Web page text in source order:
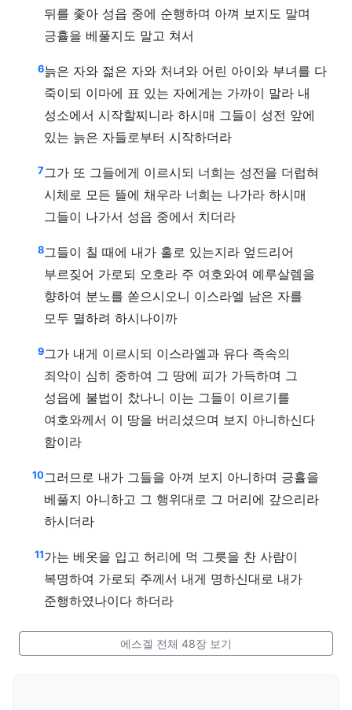
뒤를 좇아 성읍 중에 순행하며 아껴 보지도 말며
긍휼을 베풀지도 말고 쳐서
6늙은 자와 젊은 자와 처녀와 어린 아이와 부녀를 다
죽이되 이마에 표 있는 자에게는 가까이 말라 내
성소에서 시작할찌니라 하시매 그들이 성전 앞에
있는 늙은 자들로부터 시작하더라
7그가 또 그들에게 이르시되 너희는 성전을 더럽혀
시체로 모든 뜰에 채우라 너희는 나가라 하시매
그들이 나가서 성읍 중에서 치더라
8그들이 칠 때에 내가 홀로 있는지라 엎드리어
부르짖어 가로되 오호라 주 여호와여 예루살렘을
향하여 분노를 쏟으시오니 이스라엘 남은 자를
모두 멸하려 하시나이까
9그가 내게 이르시되 이스라엘과 유다 족속의
죄악이 심히 중하여 그 땅에 피가 가득하며 그
성읍에 불법이 찼나니 이는 그들이 이르기를
여호와께서 이 땅을 버리셨으며 보지 아니하신다
함이라
10그러므로 내가 그들을 아껴 보지 아니하며 긍휼을
베풀지 아니하고 그 행위대로 그 머리에 갚으리라
하시더라
11가는 베옷을 입고 허리에 먹 그릇을 찬 사람이
복명하여 가로되 주께서 내게 명하신대로 내가
준행하였나이다 하더라
에스겔 전체 48장 보기